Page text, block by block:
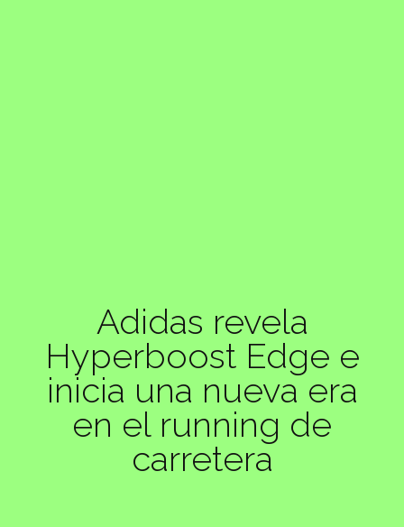
Adidas revela
Hyperboost Edge e
inicia una nueva era
en el running de
carretera